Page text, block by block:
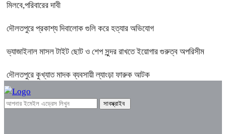
মিলবে,পরিবারের দাবী
দৌলতপুরে প্রকাশ্য দিবালোক গুলি করে হত্যার অভিযোগ
ভ্যাজাইনাল মাসল টাইট ছোট ও শেপ সুন্দর রাখতে ইয়োগার গুরুত্ব অপরিসীম
দৌলতপুরে কুখ্যাত মাদক ব্যবসায়ী ল্যাংড়া ফারুক আটক